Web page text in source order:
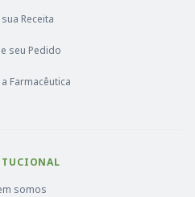
sua Receita
seu Pedido
Farmacêutica
somos